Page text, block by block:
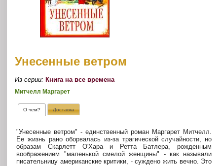
Унесенные ветром
Из серии:Книга на все времена
Митчелл Маргарет
О чем? Доставка
"Унесенные ветром" - единственный роман Маргарет Митчелл.
Ее жизнь рано оборвалась из-за трагической случайности, но
образам Скарлетт О'Хара и Ретта Батлера, рожденным
воображением "маленькой смелой женщины" - как называли
писательницу американские критики, - суждено жить вечно. Это